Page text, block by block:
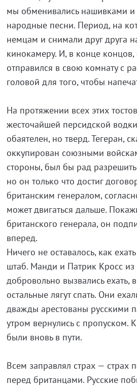
мы обменивались нашивками и
народные песни. Период, на
немцам и снимали друг друга
кинокамеру. И, в конце
отправился в свою комнату с
головой для того, чтобы
На протяжении всех этих
жесточайшей персидской
обаятелен, но тверд. Тегеран,
оккупирован союзными
стороны, был бы рад
но он только что достиг
британским генералом,
может двигаться дальше.
британского генерала, он
вперед.
Ничего не оставалось, как
штаб. Манди и Патрик Кросс из
добровольно вызвались ехать,
остальные лягут спать. Они
дважды арестованы русскими
утром вернулись с пропуском.
были вновь в пути.
Всем заправлял страх — страх
перед британцами. Русские